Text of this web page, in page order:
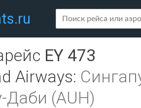
EY 473
Airways:
Даби (AUH)